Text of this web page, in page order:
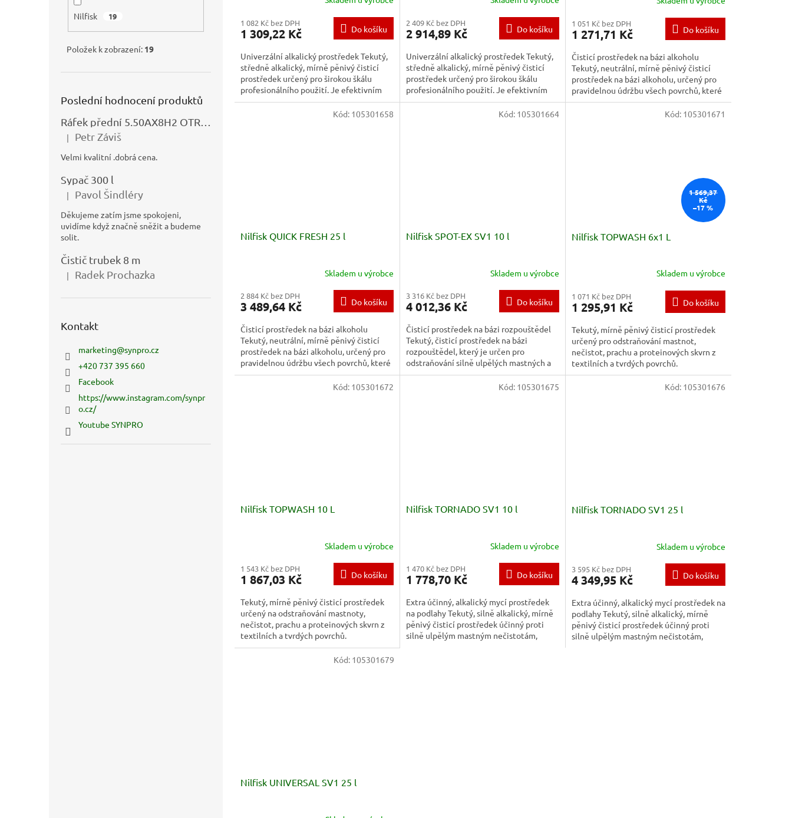
Nilfisk 19
Položek k zobrazení: 19
Poslední hodnocení produktů
Hodnocení produktu je 5 z 5 hvězdiček.
| Petr Záviš
Velmi kvalitní .dobrá cena.
Sypač 300 l
Hodnocení produktu je 5 z 5 hvězdiček.
| Pavol Šindléry
Děkujeme zatím jsme spokojeni,
uvidíme když značně sněžit a budeme
solit.
Čistič trubek 8 m
Hodnocení produktu je 5 z 5 hvězdiček.
| Radek Prochazka
Kontakt
marketing@synpro.cz
+420 737 395 660
Facebook
https://www.instagram.com/synpr
o.cz/
Youtube SYNPRO
1 082 Kč bez DPH
1 309,22 Kč Do košíku
Univerzální alkalický prostředek Tekutý,
středně alkalický, mírně pěnivý čisticí
prostředek určený pro širokou škálu
profesionálního použití. Je efektivním
prostředkem pro...
2 409 Kč bez DPH
2 914,89 Kč Do košíku
Univerzální alkalický prostředek Tekutý,
středně alkalický, mírně pěnivý čisticí
prostředek určený pro širokou škálu
profesionálního použití. Je efektivním
prostředkem pro...
1 051 Kč bez DPH
1 271,71 Kč Do košíku
Čisticí prostředek na bázi alkoholu
Tekutý, neutrální, mírně pěnivý čisticí
prostředek na bázi alkoholu, určený pro
pravidelnou údržbu všech povrchů, které
odolávají vodě a...
Nilfisk QUICK FRESH 25 l
Skladem u výrobce
2 884 Kč bez DPH
3 489,64 Kč Do košíku
Čisticí prostředek na bázi alkoholu
Tekutý, neutrální, mírně pěnivý čisticí
prostředek na bázi alkoholu, určený pro
pravidelnou údržbu všech povrchů, které
odolávají vodě a...
Kód: 105301658
Nilfisk SPOT-EX SV1 10 l
Skladem u výrobce
3 316 Kč bez DPH
4 012,36 Kč Do košíku
Čisticí prostředek na bázi rozpouštědel
Tekutý, čisticí prostředek na bázi
rozpouštědel, který je určen pro
odstraňování silně ulpělých mastných a
olejových nečistot. SpotEx...
Kód: 105301664
1 569,37
Kč
–17 %
Nilfisk TOPWASH 6x1 L
Skladem u výrobce
1 071 Kč bez DPH
1 295,91 Kč Do košíku
Tekutý, mírně pěnivý čisticí prostředek
určený pro odstraňování mastnot,
nečistot, prachu a proteinových skvrn z
textilních a tvrdých povrchů.
Kód: 105301671
Nilfisk TOPWASH 10 L
Skladem u výrobce
1 543 Kč bez DPH
1 867,03 Kč Do košíku
Tekutý, mírně pěnivý čisticí prostředek
určený na odstraňování mastnoty,
nečistot, prachu a proteinových skvrn z
textilních a tvrdých povrchů.
Kód: 105301672
Nilfisk TORNADO SV1 10 l
Skladem u výrobce
1 470 Kč bez DPH
1 778,70 Kč Do košíku
Extra účinný, alkalický mycí prostředek
na podlahy Tekutý, silně alkalický, mírně
pěnivý čisticí prostředek účinný proti
silně ulpělým mastným nečistotám,
Kód: 105301675
Nilfisk TORNADO SV1 25 l
Skladem u výrobce
3 595 Kč bez DPH
4 349,95 Kč Do košíku
Extra účinný, alkalický mycí prostředek na
podlahy Tekutý, silně alkalický, mírně
pěnivý čisticí prostředek účinný proti
silně ulpělým mastným nečistotám,
Kód: 105301676
Nilfisk UNIVERSAL SV1 25 l
Kód: 105301679